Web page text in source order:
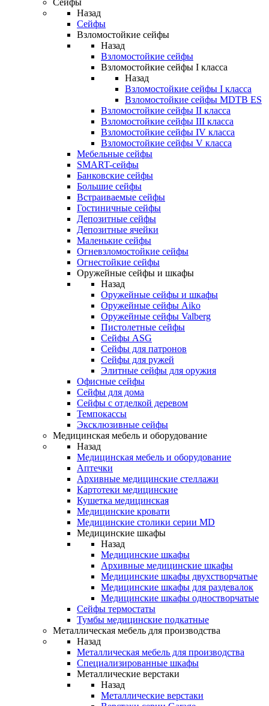
Сейфы
Назад
Сейфы
Взломостойкие сейфы
Назад
Взломостойкие сейфы
Взломостойкие сейфы I класса
Назад
Взломостойкие сейфы I класса
Взломостойкие сейфы MDTB ES
Взломостойкие сейфы II класса
Взломостойкие сейфы III класса
Взломостойкие сейфы IV класса
Взломостойкие сейфы V класса
Мебельные сейфы
SMART-сейфы
Банковские сейфы
Большие сейфы
Встраиваемые сейфы
Гостиничные сейфы
Депозитные сейфы
Депозитные ячейки
Маленькие сейфы
Огневзломостойкие сейфы
Огнестойкие сейфы
Оружейные сейфы и шкафы
Назад
Оружейные сейфы и шкафы
Оружейные сейфы Aiko
Оружейные сейфы Valberg
Пистолетные сейфы
Сейфы ASG
Сейфы для патронов
Сейфы для ружей
Элитные сейфы для оружия
Офисные сейфы
Сейфы для дома
Сейфы с отделкой деревом
Темпокассы
Эксклюзивные сейфы
Медицинская мебель и оборудование
Назад
Медицинская мебель и оборудование
Аптечки
Архивные медицинские стеллажи
Картотеки медицинские
Кушетка медицинская
Медицинские кровати
Медицинские столики серии MD
Медицинские шкафы
Назад
Медицинские шкафы
Архивные медицинские шкафы
Медицинские шкафы двухстворчатые
Медицинские шкафы для раздевалок
Медицинские шкафы одностворчатые
Сейфы термостаты
Тумбы медицинские подкатные
Металлическая мебель для производства
Назад
Металлическая мебель для производства
Cпециализированные шкафы
Металлические верстаки
Назад
Металлические верстаки